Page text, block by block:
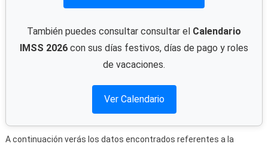
También puedes consultar consultar el Calendario
IMSS 2026 con sus días festivos, días de pago y roles
de vacaciones.
Ver Calendario
A continuación verás los datos encontrados referentes a la